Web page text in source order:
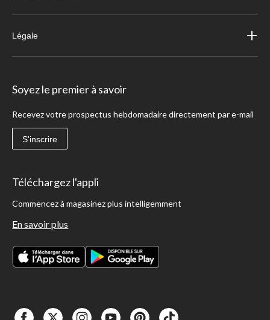
Légale
Soyez le premier à savoir
Recevez votre prospectus hebdomadaire directement par e-mail
S'inscrire
Téléchargez l'appli
Commencez à magasinez plus intelligemment
En savoir plus